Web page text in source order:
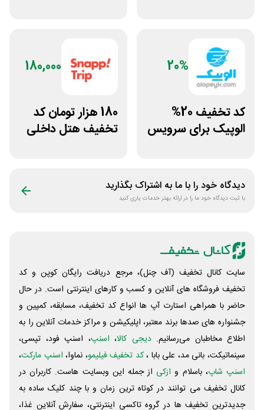
20%
کد تخفیف 20%
الوپیک برای سرویس
180,000
180 هزار تومان کد
تخفیف هتل داخلی
دیدگاه خود را با ما به اشتراک بگذارید
با ثبت دیدگاه خود ما را در ارائه بهتر خدمات یاری کنید
سایت کانال تخفیف (آف چنل)، مرجع دریافت رایگان کوپن و کد
تخفیف فروشگاه های آنلاین و کسب و‌ کارهای اینترنتی است. در حال
حاضر با همراهی استارت آپ ها انواع کد تخفیف، مسابقه، کمپین و
جشنواره های صدها برند معتبر، اپلیکیشن و مراکز خدمات آنلاین را به
اطلاع مخاطبان می‌رسانیم. دیجی کالا، اسنپ، اسنپ فود، تپسی،
سینماتیکت، بانی مد، علی‌ بابا ،کد تخفیف فیلیمو، نماوا، اسنپ مارکت،
اسنپ شاپ، باسلام و ازکی از جمله این وبسایت ‌هاست. کاربران در
کانال تخفیف می توانند در کوتاه ترین زمان و با چند کلیک ساده به
جدیدترین تخفیف ها در گروه تاکسی اینترنتی، سفارش آنلاین غذا،